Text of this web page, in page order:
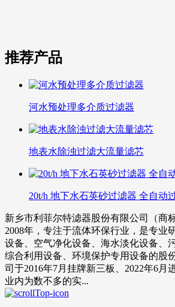
推荐产品
河水预处理多介质过滤器
地表水除浊过滤大流量滤芯
20t/h 地下水石英砂过滤器 全自动
新乡市利菲尔特滤器股份有限公司（商
2008年，专注于流体环保行业，是专业
设备、空气净化设备、海水淡化设备、
综合利用设备、环境保护专用设备的股
司于2016年7月挂牌新三板、2022年6月
业内为数不多的实...